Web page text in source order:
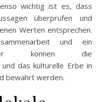
wichtig ist es, dass
überprüfen und
Werten entsprechen.
und ein
können die
das kulturelle Erbe in
bewahrt werden.